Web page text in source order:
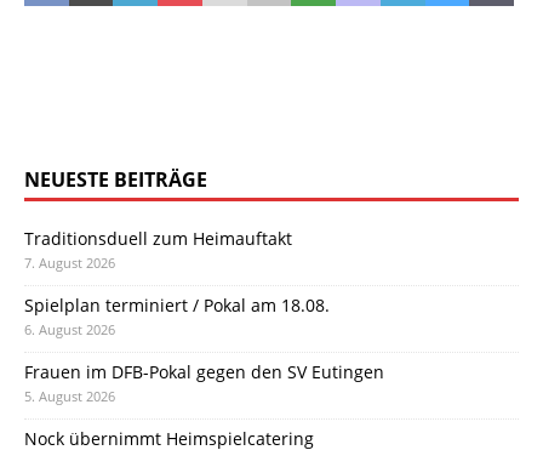
NEUESTE BEITRÄGE
Traditionsduell zum Heimauftakt
7. August 2026
Spielplan terminiert / Pokal am 18.08.
6. August 2026
Frauen im DFB-Pokal gegen den SV Eutingen
5. August 2026
Nock übernimmt Heimspielcatering